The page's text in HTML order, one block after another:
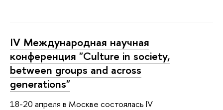
IV Международная научная
конференция "Culture in society,
between groups and across
generations"
18-20 апреля в Москве состоялась IV